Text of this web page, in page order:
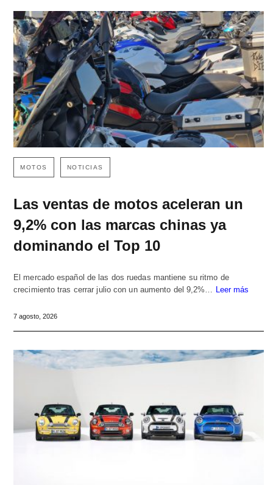
MOTOS NOTICIAS
Las ventas de motos aceleran un
9,2% con las marcas chinas ya
dominando el Top 10
El mercado español de las dos ruedas mantiene su ritmo de
crecimiento tras cerrar julio con un aumento del 9,2%…
Leer más
7 agosto, 2026